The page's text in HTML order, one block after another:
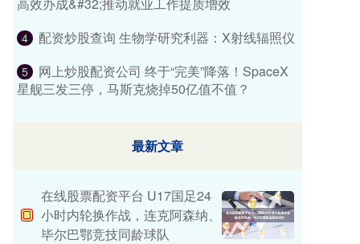
4 配资炒股查询 生物学研究利器：X射线辐照仪
5
网上炒股配资公司 终于“完美”降落！SpaceX
星舰三发三停，马斯克烧掉50亿值不值？
最新文章
在线股票配资平台 U17国足24
小时内轮换作战，连克阿森纳、
毕尔巴鄂竞技同龄球队